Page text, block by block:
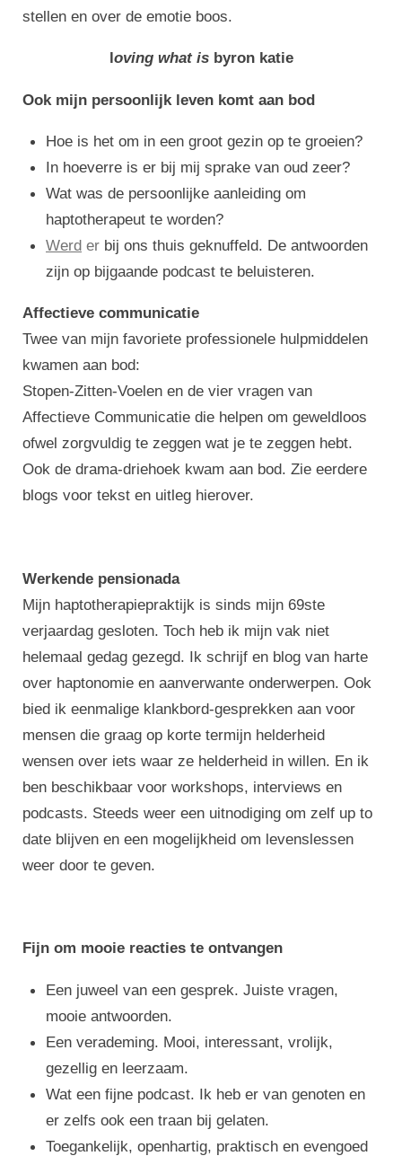
stellen en over de emotie boos.
loving what is byron katie
Ook mijn persoonlijk leven komt aan bod
Hoe is het om in een groot gezin op te groeien?
In hoeverre is er bij mij sprake van oud zeer?
Wat was de persoonlijke aanleiding om
haptotherapeut te worden?
Werd er bij ons thuis geknuffeld. De antwoorden
zijn op bijgaande podcast te beluisteren.
Affectieve communicatie
Twee van mijn favoriete professionele hulpmiddelen
kwamen aan bod:
Stopen-Zitten-Voelen en de vier vragen van
Affectieve Communicatie die helpen om geweldloos
ofwel zorgvuldig te zeggen wat je te zeggen hebt.
Ook de drama-driehoek kwam aan bod. Zie eerdere
blogs voor tekst en uitleg hierover.
Werkende pensionada
Mijn haptotherapiepraktijk is sinds mijn 69ste
verjaardag gesloten. Toch heb ik mijn vak niet
helemaal gedag gezegd. Ik schrijf en blog van harte
over haptonomie en aanverwante onderwerpen. Ook
bied ik eenmalige klankbord-gesprekken aan voor
mensen die graag op korte termijn helderheid
wensen over iets waar ze helderheid in willen. En ik
ben beschikbaar voor workshops, interviews en
podcasts. Steeds weer een uitnodiging om zelf up to
date blijven en een mogelijkheid om levenslessen
weer door te geven.
Fijn om mooie reacties te ontvangen
Een juweel van een gesprek. Juiste vragen,
mooie antwoorden.
Een verademing. Mooi, interessant, vrolijk,
gezellig en leerzaam.
Wat een fijne podcast. Ik heb er van genoten en
er zelfs ook een traan bij gelaten.
Toegankelijk, openhartig, praktisch en evengoed